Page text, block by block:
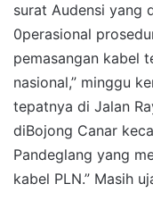
surat Audensi yang
0perasional
pemasangan kabel
nasional,” minggu
tepatnya di Jalan
diBojong Canar
Pandeglang yang
kabel PLN.” Masih